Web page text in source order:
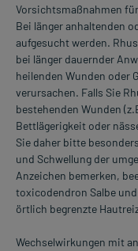
Vorsichtsmaßnahmen
Bei länger anhaltenden
aufgesucht werden.
bei länger dauernder
heilenden Wunden oder
verursachen. Falls Sie
bestehenden Wunden
Bettlägerigkeit oder
Sie daher bitte
und Schwellung der
Anzeichen bemerken,
toxicodendron Salbe
örtlich begrenzte
Wechselwirkungen mit